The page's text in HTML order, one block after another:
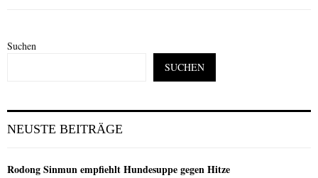
Suchen
SUCHEN
NEUSTE BEITRÄGE
Rodong Sinmun empfiehlt Hundesuppe gegen Hitze